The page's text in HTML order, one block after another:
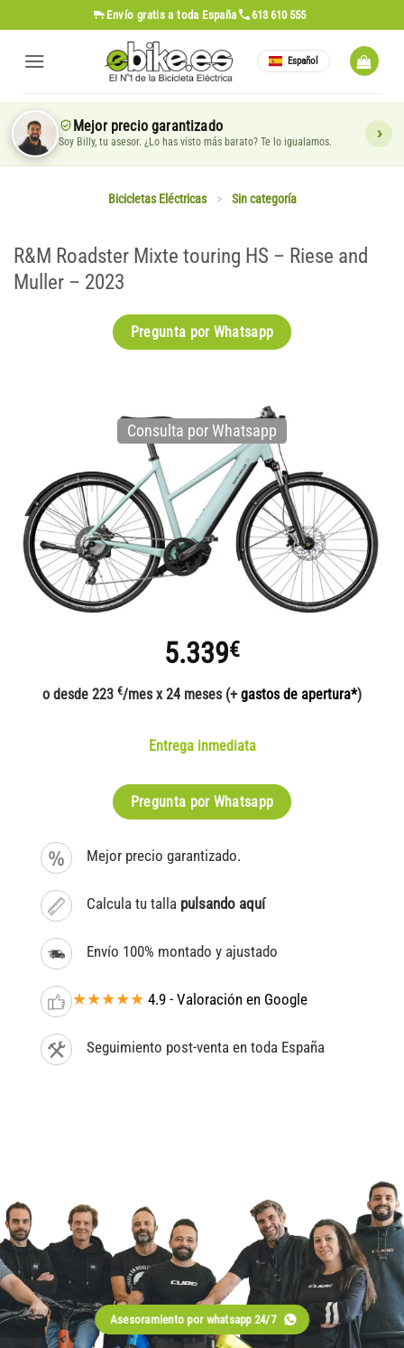
al
contenido
Envío gratis a toda España 613 610 555
Español
Mejor precio garantizado
Soy Billy, tu asesor. ¿Lo has visto más barato? Te lo igualamos.
Bicicletas Eléctricas > Sin categoría
R&M Roadster Mixte touring HS – Riese and
Muller – 2023
Pregunta por Whatsapp
Consulta por Whatsapp
5.339€
o desde 223 €/mes x 24 meses (+ gastos de apertura*)
Entrega inmediata
Pregunta por Whatsapp
Mejor precio garantizado.
Calcula tu talla pulsando aquí
Envío 100% montado y ajustado
★★★★★ 4.9 - Valoración en Google
Seguimiento post-venta en toda España
Asesoramiento por whatsapp 24/7